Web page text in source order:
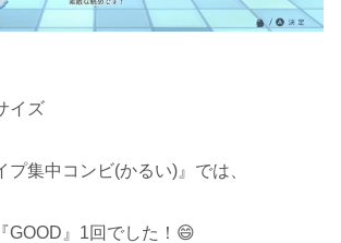
イズ
プ集中コンビ(かるい)』では、
GOOD』1回でした！😄